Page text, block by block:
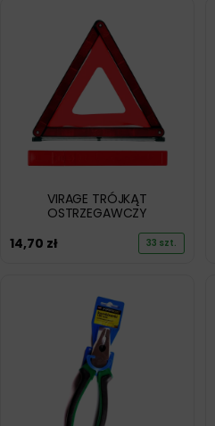
VIRAGE TRÓJKĄT
OSTRZEGAWCZY
14,70 zł 33 szt.